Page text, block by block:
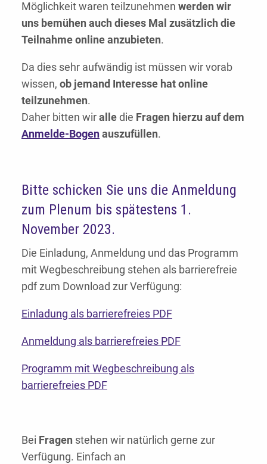
Möglichkeit waren teilzunehmen werden wir
uns bemühen auch dieses Mal zusätzlich die
Teilnahme online anzubieten.
Da dies sehr aufwändig ist müssen wir vorab
wissen, ob jemand Interesse hat online
teilzunehmen.
Daher bitten wiralledie Fragen hierzu auf dem
Anmelde-Bogenauszufüllen.
Bitte schicken Sie uns die Anmeldung
zum Plenum bis spätestens 1.
November 2023.
Die Einladung, Anmeldung und das Programm
mit Wegbeschreibung stehen als barrierefreie
pdf zum Download zur Verfügung:
Einladung als barrierefreies PDF
Anmeldung als barrierefreies PDF
Programm mit Wegbeschreibung als
barrierefreies PDF
Bei Fragen stehen wir natürlich gerne zur
Verfügung. Einfach an